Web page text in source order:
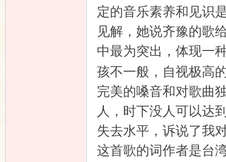
定的音乐素养和见识
见解，她说齐豫的歌
中最为突出，体现一
孩不一般，自视极高
完美的嗓音和对歌曲
人，时下没人可以达
失去水平，诉说了我
这首歌的词作者是台